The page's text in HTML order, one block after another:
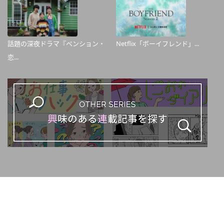
話題の深夜ドラマ『ペンション・
恋...
Netflix「ボーイフレンド」...